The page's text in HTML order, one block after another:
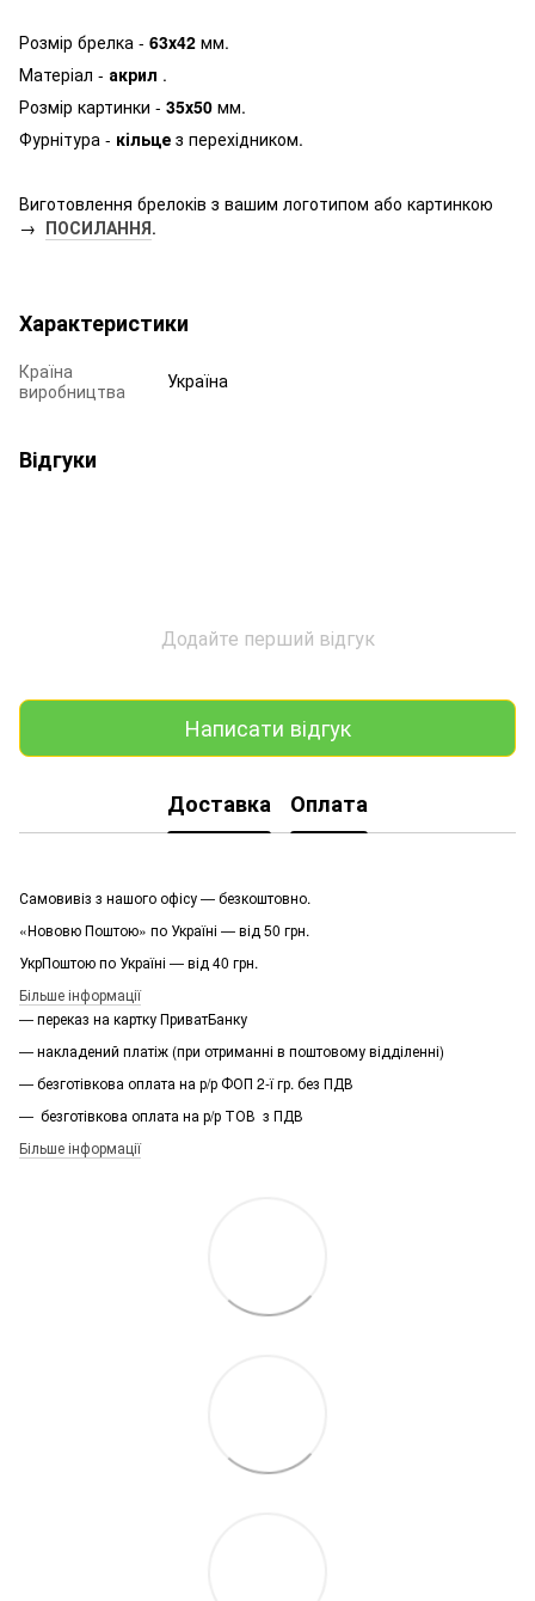
Розмір брелка - 63х42 мм.
Матеріал - акрил .
Розмір картинки - 35х50 мм.
Фурнітура - кільце з перехідником.
Виготовлення брелоків з вашим логотипом або картинкою
→ ПОСИЛАННЯ.
Характеристики
Країна
виробництва
Україна
Відгуки
Додайте перший відгук
Написати відгук
Доставка Оплата
Самовивіз з нашого офісу — безкоштовно.
«Нововю Поштою» по Україні — від 50 грн.
УкрПоштою по Україні — від 40 грн.
Більше інформації
— переказ на картку ПриватБанку
— накладений платіж (при отриманні в поштовому відділенні)
— безготівкова оплата на р/р ФОП 2-ї гр. без ПДВ
— безготівкова оплата на р/р ТОВ з ПДВ
Більше інформації